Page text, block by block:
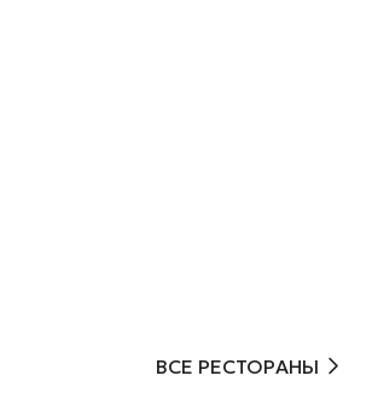
ВСЕ РЕСТОРАНЫ